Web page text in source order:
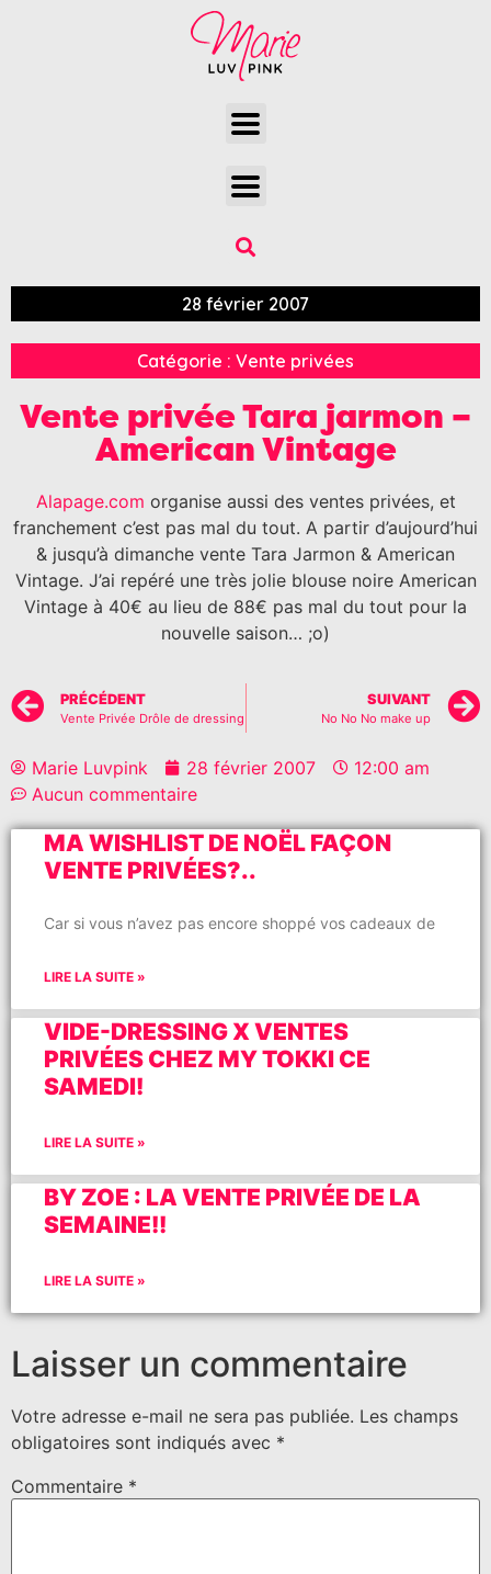
28 février 2007
Catégorie : Vente privées
Vente privée Tara jarmon –
American Vintage
Alapage.com organise aussi des ventes privées, et
franchement c’est pas mal du tout. A partir d’aujourd’hui
& jusqu’à dimanche vente Tara Jarmon & American
Vintage. J’ai repéré une très jolie blouse noire American
Vintage à 40€ au lieu de 88€ pas mal du tout pour la
nouvelle saison… ;o)
PRÉCÉDENT
Vente Privée Drôle de dressing
SUIVANT
No No No make up
Marie Luvpink 28 février 2007
12:00 am
Aucun commentaire
MA WISHLIST DE NOËL FAÇON
VENTE PRIVÉES?..
Car si vous n’avez pas encore shoppé vos cadeaux de
LIRE LA SUITE »
VIDE-DRESSING X VENTES
PRIVÉES CHEZ MY TOKKI CE
SAMEDI!
LIRE LA SUITE »
BY ZOE : LA VENTE PRIVÉE DE LA
SEMAINE!!
LIRE LA SUITE »
Laisser un commentaire
Votre adresse e-mail ne sera pas publiée. Les champs
obligatoires sont indiqués avec *
Commentaire *